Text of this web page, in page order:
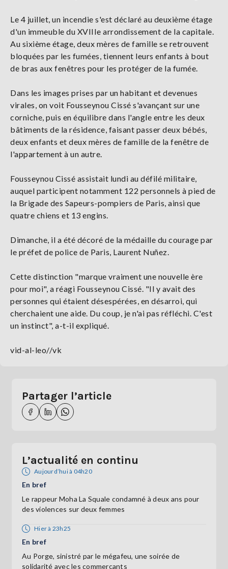
Le 4 juillet, un incendie s'est déclaré au deuxième étage
d'un immeuble du XVIIIe arrondissement de la capitale.
Au sixième étage, deux mères de famille se retrouvent
bloquées par les fumées, tiennent leurs enfants à bout
de bras aux fenêtres pour les protéger de la fumée.
Dans les images prises par un habitant et devenues
virales, on voit Fousseynou Cissé s'avançant sur une
corniche, puis en équilibre dans l'angle entre les deux
bâtiments de la résidence, faisant passer deux bébés,
deux enfants et deux mères de famille de la fenêtre de
l'appartement à un autre.
Fousseynou Cissé assistait lundi au défilé militaire,
auquel participent notamment 122 personnels à pied de
la Brigade des Sapeurs-pompiers de Paris, ainsi que
quatre chiens et 13 engins.
Dimanche, il a été décoré de la médaille du courage par
le préfet de police de Paris, Laurent Nuñez.
Cette distinction "marque vraiment une nouvelle ère
pour moi", a réagi Fousseynou Cissé. "Il y avait des
personnes qui étaient désespérées, en désarroi, qui
cherchaient une aide. Du coup, je n'ai pas réfléchi. C'est
un instinct", a-t-il expliqué.
vid-al-leo//vk
Partager l’article
L’actualité en continu
Aujourd’hui à 04h20
En bref
Le rappeur Moha La Squale condamné à deux ans pour
des violences sur deux femmes
Hier à 23h25
En bref
Au Porge, sinistré par le mégafeu, une soirée de
solidarité avec les commerçants